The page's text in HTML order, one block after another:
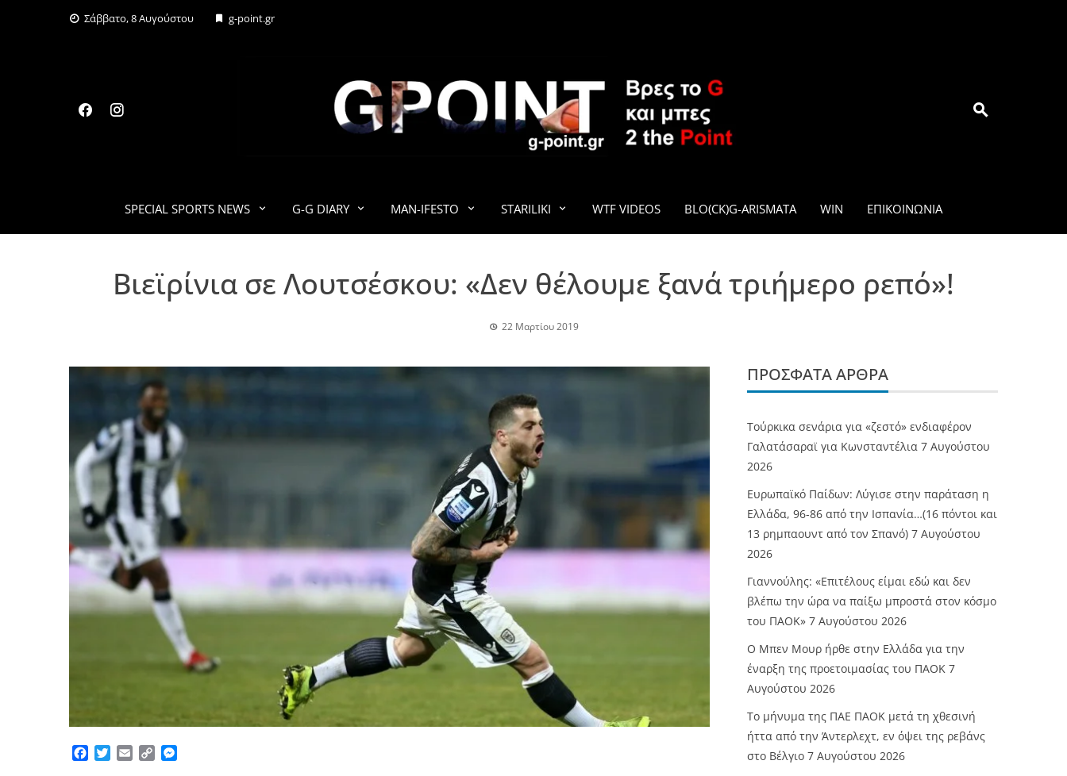
Σάββατο, 8 Αυγούστου g-point.gr
G-POINT.GR
SPECIAL SPORTS NEWS G-G DIARY MAN-IFESTO STARILIKI WTF VIDEOS BLO(CK)G-ARISMATA WIN ΕΠΙΚΟΙΝΩΝΊΑ
Βιεϊρίνια σε Λουτσέσκου: «Δεν θέλουμε ξανά τριήμερο ρεπό»!
22 Μαρτίου 2019
Facebook
TwitterEmailCopy
ΠΡΌΣΦΑΤΑ ΆΡΘΡΑ
Τούρκικα σενάρια για «ζεστό» ενδιαφέρον
Γαλατάσαραϊ για Κωνσταντέλια 7 Αυγούστου
2026
Ευρωπαϊκό Παίδων: Λύγισε στην παράταση η
Ελλάδα, 96-86 από την Ισπανία…(16 πόντοι και
13 ρημπαουντ από τον Σπανό) 7 Αυγούστου
2026
Γιαννούλης: «Επιτέλους είμαι εδώ και δεν
βλέπω την ώρα να παίξω μπροστά στον κόσμο
του ΠΑΟΚ» 7 Αυγούστου 2026
O Mπεν Μουρ ήρθε στην Ελλάδα για την
έναρξη της προετοιμασίας του ΠΑΟΚ 7
Αυγούστου 2026
Το μήνυμα της ΠΑΕ ΠΑΟΚ μετά τη χθεσινή
ήττα από την Άντερλεχτ, εν όψει της ρεβάνς
στο Βέλγιο 7 Αυγούστου 2026